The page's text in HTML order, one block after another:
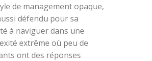
de management opaque,
défendu pour sa
à naviguer dans une
extrême où peu de
ont des réponses